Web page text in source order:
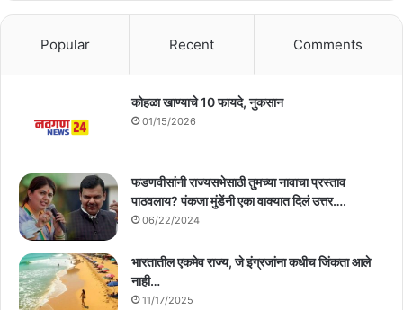
Popular Recent Comments
कोहळा खाण्याचे 10 फायदे, नुकसान
01/15/2026
फडणवीसांनी राज्यसभेसाठी तुमच्या नावाचा प्रस्ताव
पाठवलाय? पंकजा मुंडेंनी एका वाक्यात दिलं उत्तर….
06/22/2024
भारतातील एकमेव राज्य, जे इंग्रजांना कधीच जिंकता आले
नाही…
11/17/2025